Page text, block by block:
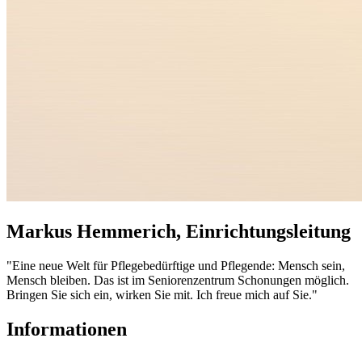
Markus Hemmerich, Einrichtungsleitung
"Eine neue Welt für Pflegebedürftige und Pflegende: Mensch sein,
Mensch bleiben. Das ist im Seniorenzentrum Schonungen möglich.
Bringen Sie sich ein, wirken Sie mit. Ich freue mich auf Sie."
Informationen